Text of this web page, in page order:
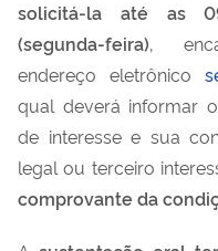
solicitá-la até as
(segunda-feira),
endereço eletrônico
qual deverá informar
de interesse e sua
legal ou terceiro
comprovante da